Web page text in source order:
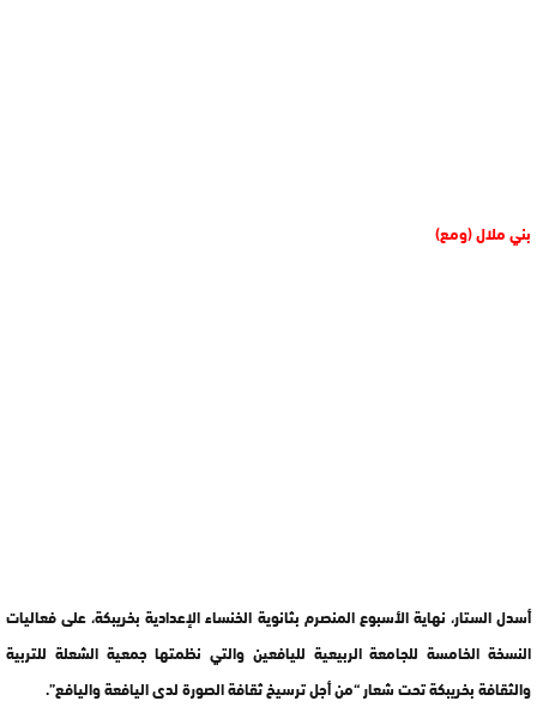
بني ملال (ومع)
أسدل الستار، نهاية الأسبوع المنصرم بثانوية الخنساء الإعدادية بخريبكة، على فعاليات
النسخة الخامسة للجامعة الربيعية لليافعين والتي نظمتها جمعية الشعلة للتربية
والثقافة بخريبكة تحت شعار “من أجل ترسيخ ثقافة الصورة لدى اليافعة واليافع”.